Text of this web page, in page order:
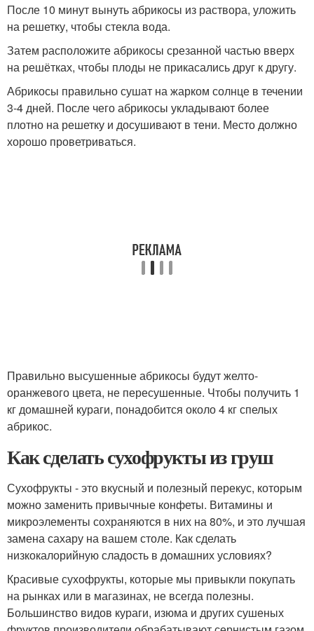
После 10 минут вынуть абрикосы из раствора, уложить
на решетку, чтобы стекла вода.
Затем расположите абрикосы срезанной частью вверх
на решётках, чтобы плоды не прикасались друг к другу.
Абрикосы правильно сушат на жарком солнце в течении
3-4 дней. После чего абрикосы укладывают более
плотно на решетку и досушивают в тени. Место должно
хорошо проветриваться.
Правильно высушенные абрикосы будут желто-
оранжевого цвета, не пересушенные. Чтобы получить 1
кг домашней кураги, понадобится около 4 кг спелых
абрикос.
Как сделать сухофрукты из груш
Сухофрукты - это вкусный и полезный перекус, которым
можно заменить привычные конфеты. Витамины и
микроэлементы сохраняются в них на 80%, и это лучшая
замена сахару на вашем столе. Как сделать
низкокалорийную сладость в домашних условиях?
Красивые сухофрукты, которые мы привыкли покупать
на рынках или в магазинах, не всегда полезны.
Большинство видов кураги, изюма и других сушеных